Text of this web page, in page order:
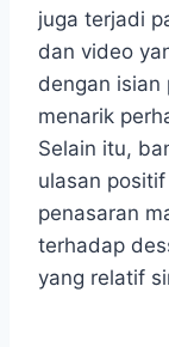
juga terjadi
dan video
dengan isian
menarik
Selain itu,
ulasan
penasaran
terhadap
yang relatif